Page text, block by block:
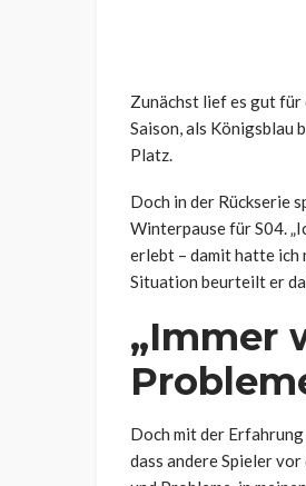
Zunächst lief es gut für
Saison, als Königsblau
Platz.
Doch in der Rückserie
Winterpause für S04.
erlebt – damit hatte ich
Situation beurteilt er
„Immer
Doch mit der
dass andere Spieler vor